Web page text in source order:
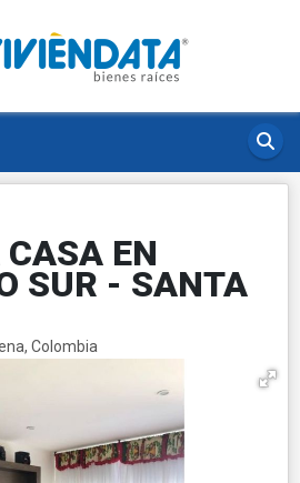
EN
SUR - SANTA
Colombia